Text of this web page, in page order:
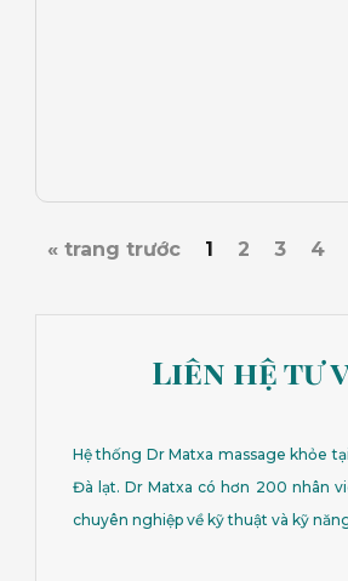
« trang trước 1 2 3 4
Liên hệ tư
Hệ thống Dr Matxa massage khỏe
Đà lạt. Dr Matxa có hơn 200 nhân
chuyên nghiệp về kỹ thuật và kỹ